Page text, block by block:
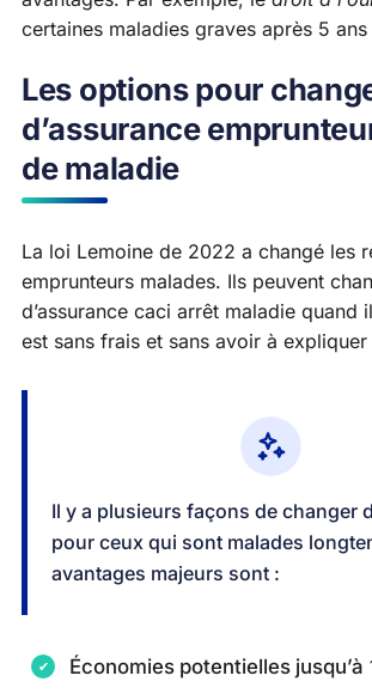
certaines maladies graves après 5
Les options pour
d’assurance
de maladie
La loi Lemoine de 2022 a changé les
emprunteurs malades. Ils peuvent
d’assurance caci arrêt maladie quand
est sans frais et sans avoir à
Il y a plusieurs façons de changer
pour ceux qui sont malades
avantages majeurs sont :
Économies potentielles jusqu’à